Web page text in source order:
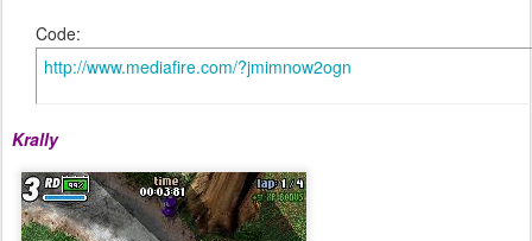
Code:
http://www.mediafire.com/?jmimnow2ogn
Krally